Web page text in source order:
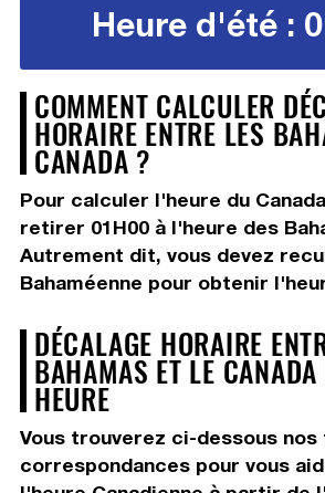
Heure d'été :
COMMENT CALCULER
HORAIRE ENTRE LES
CANADA ?
Pour calculer l'heure du
retirer 01H00à l'heure des
Autrement dit, vous devez
Bahaméenne pour obtenir
DÉCALAGE HORAIRE
BAHAMAS ET LE
HEURE
Vous trouverez ci-dessous nos
correspondances pour vous